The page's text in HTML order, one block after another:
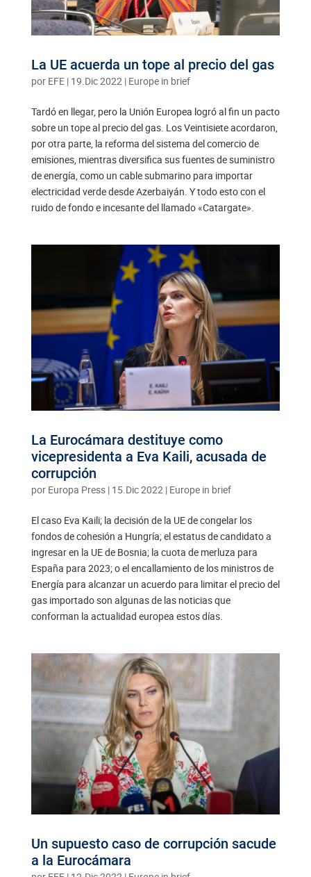
La UE acuerda un tope al precio del gas
por EFE| 19.Dic 2022| Europe in brief
Tardó en llegar, pero la Unión Europea logró al fin un pacto
sobre un tope al precio del gas. Los Veintisiete acordaron,
por otra parte, la reforma del sistema del comercio de
emisiones, mientras diversifica sus fuentes de suministro
de energía, como un cable submarino para importar
electricidad verde desde Azerbaiyán. Y todo esto con el
ruido de fondo e incesante del llamado «Catargate».
La Eurocámara destituye como
vicepresidenta a Eva Kaili, acusada de
corrupción
por Europa Press| 15.Dic 2022| Europe in brief
El caso Eva Kaili; la decisión de la UE de congelar los
fondos de cohesión a Hungría; el estatus de candidato a
ingresar en la UE de Bosnia; la cuota de merluza para
España para 2023; o el encallamiento de los ministros de
Energía para alcanzar un acuerdo para limitar el precio del
gas importado son algunas de las noticias que
conforman la actualidad europea estos días.
Un supuesto caso de corrupción sacude
a la Eurocámara